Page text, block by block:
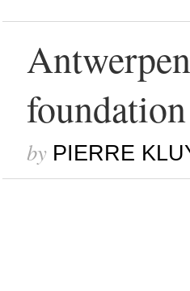
foundation
by PIERRE